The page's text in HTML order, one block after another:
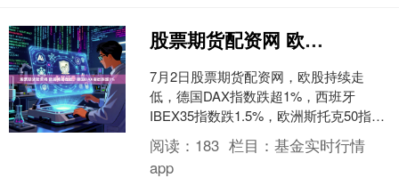
股票期货配资网 欧股持续走低，德国DAX指数跌超1%
7月2日股票期货配资网，欧股持续走
低，德国DAX指数跌超1%，西班牙
IBEX35指数跌1.5%，欧洲斯托克50指数
跌0.86%。 海量资讯、精准解读，尽在
新浪财....
阅读： 183 栏目：基金实时行情
app